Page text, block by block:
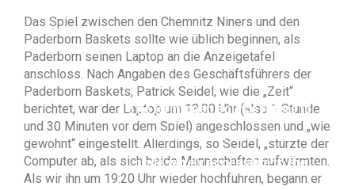
Das Spiel zwischen den Chemnitz Niners und den
Paderborn Baskets sollte wie üblich beginnen, als
Paderborn seinen Laptop an die Anzeigetafel
anschloss. Nach Angaben des Geschäftsführers der
Paderborn Baskets, Patrick Seidel, wie die „Zeit“
berichtet, war der Laptop um 18.00 Uhr (also 1 Stunde
und 30 Minuten vor dem Spiel) angeschlossen und „wie
gewohnt“ eingestellt. Allerdings, so Seidel, „stürzte der
Computer ab, als sich beide Mannschaften aufwärmten.
Als wir ihn um 19:20 Uhr wieder hochfuhren, begann er
The term open source refers to
any solution that has its source
code widely accessible to the